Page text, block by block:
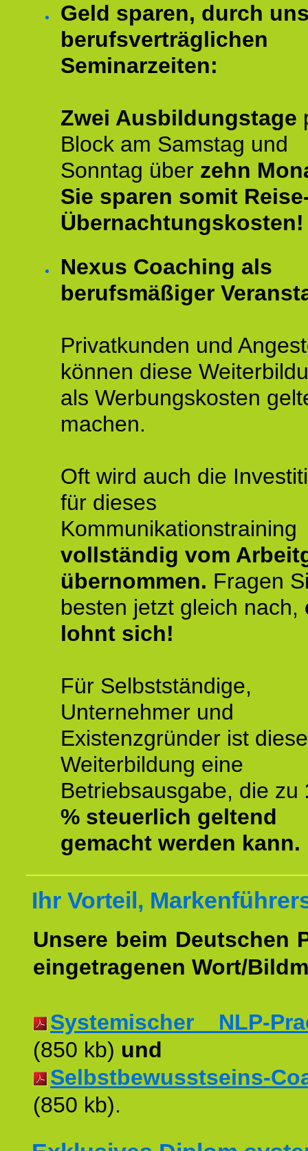
Geld sparen, durch
berufsverträglichen
Seminarzeiten:
Zwei Ausbildungstage
Block am Samstag und
Sonntag über zehn
Sie sparen somit
Übernachtungskosten!
Nexus Coaching als
berufsmäßiger
Privatkunden und
können diese
als Werbungskosten
machen.
Oft wird auch die
für dieses
Kommunikationstraining
vollständig vom
übernommen. Fragen
besten jetzt gleich nach,
lohnt sich!
Für Selbstständige,
Unternehmer und
Existenzgründer ist diese
Weiterbildung eine
Betriebsausgabe, die zu
% steuerlich geltend
gemacht werden kann.
Ihr Vorteil,
Unsere beim Deutschen
eingetragenen Wort/
Systemischer NLP-
(850 kb) und
Selbstbewusstseins-
(850 kb).